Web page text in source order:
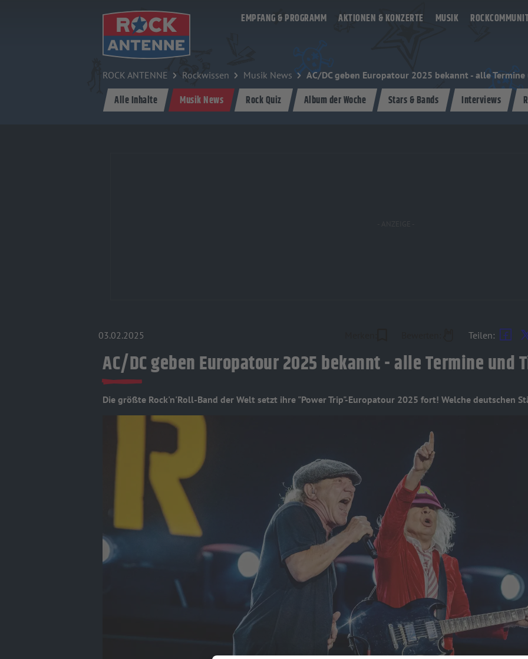
EMPFANG & PROGRAMM AKTIONEN & KONZERTE MUSIK
ROCK ANTENNE Rockwissen Musik News AC/DC geben Europatour 2025 bekannt - alle
Alle Inhalte Musik News Rock Quiz Album der Woche Stars & Bands Interviews
03.02.2025 Teilen:
AC/DC geben Europatour 2025 bekannt - alle Termine und
Die größte Rock'n'Roll-Band der Welt setzt ihre "Power Trip"-Europatour 2025 fort! Welche deutschen